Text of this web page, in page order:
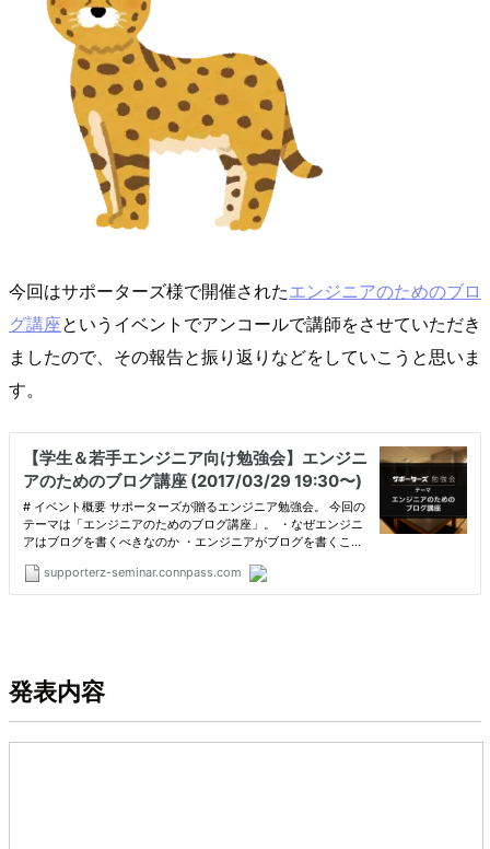
今回はサポーターズ様で開催されたエンジニアのためのブロ
グ講座というイベントでアンコールで講師をさせていただき
ましたので、その報告と振り返りなどをしていこうと思いま
す。
発表内容